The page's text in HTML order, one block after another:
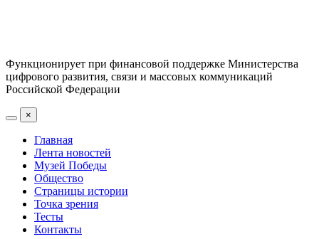
Функционирует при финансовой поддержке Министерства
цифрового развития, связи и массовых коммуникаций
Российской Федерации
×
Главная
Лента новостей
Музей Победы
Общество
Страницы истории
Точка зрения
Тесты
Контакты